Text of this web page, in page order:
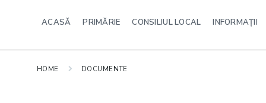
ACASĂ PRIMĂRIE CONSILIUL LOCAL INFORMAȚII
HOME DOCUMENTE